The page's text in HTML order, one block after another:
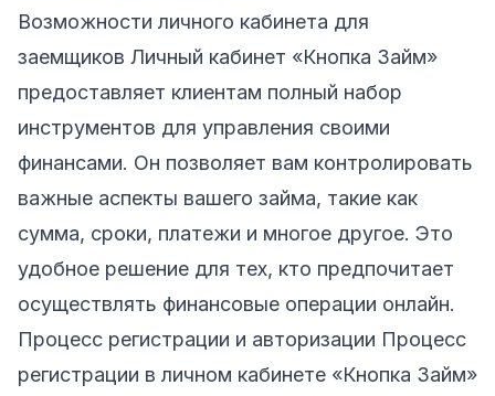
Возможности личного кабинета для
заемщиков Личный кабинет «Кнопка Займ»
предоставляет клиентам полный набор
инструментов для управления своими
финансами. Он позволяет вам контролировать
важные аспекты вашего займа, такие как
сумма, сроки, платежи и многое другое. Это
удобное решение для тех, кто предпочитает
осуществлять финансовые операции онлайн.
Процесс регистрации и авторизации Процесс
регистрации в личном кабинете «Кнопка Займ»